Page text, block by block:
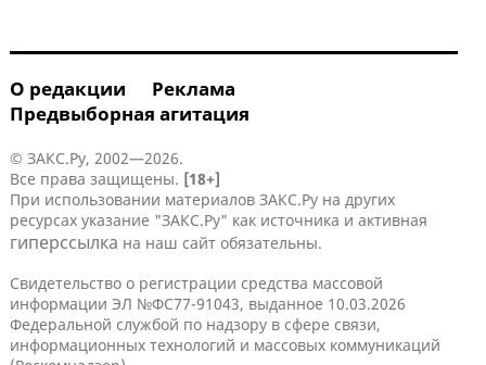
О редакции
Реклама
Предвыборная агитация
© ЗАКС.Ру, 2002—2026.
Все права защищены. [18+]
При использовании материалов ЗАКС.Ру на других
ресурсах указание "ЗАКС.Ру" как источника и активная
гиперссылка на наш сайт обязательны.
Свидетельство о регистрации средства массовой
информации ЭЛ №ФС77-91043, выданное 10.03.2026
Федеральной службой по надзору в сфере связи,
информационных технологий и массовых коммуникаций